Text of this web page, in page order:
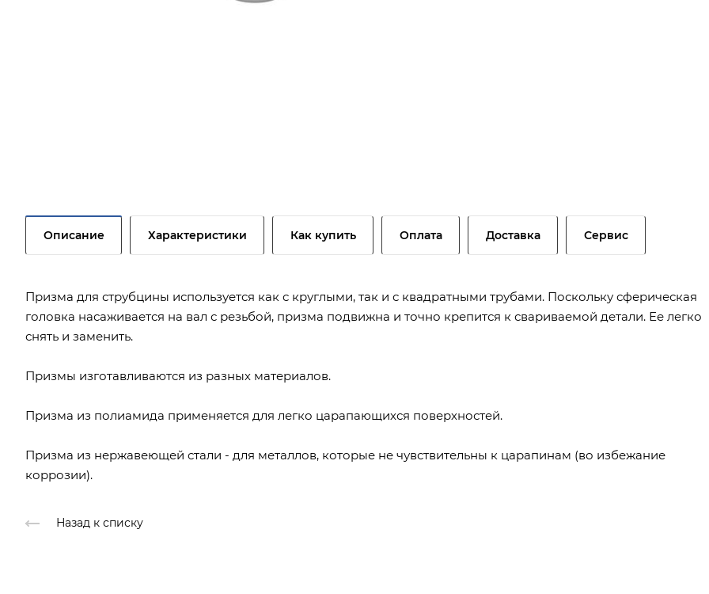
Описание Характеристики Как купить Оплата Доставка Сервис
Призма для струбцины используется как с круглыми, так и с квадратными трубами. Поскольку сферическая
головка насаживается на вал с резьбой, призма подвижна и точно крепится к свариваемой детали. Ее легко
снять и заменить.
Призмы изготавливаются из разных материалов.
Призма из полиамида применяется для легко царапающихся поверхностей.
Призма из нержавеющей стали - для металлов, которые не чувствительны к царапинам (во избежание
коррозии).
Назад к списку